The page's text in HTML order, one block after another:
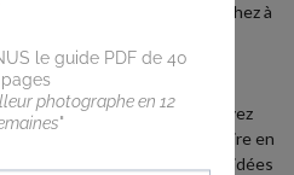
Vous cherchez à
meilleures
Vous n'arrivez
pas a traduire en
photos les idées